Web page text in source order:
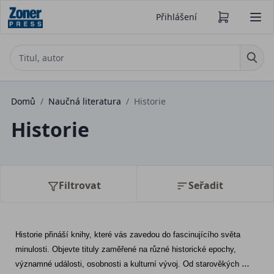
Přihlášení
Domů / Naučná literatura / Historie
Historie
Filtrovat Seřadit
Historie přináší knihy, které vás zavedou do fascinujícího světa
minulosti. Objevte tituly zaměřené na různé historické epochy,
významné události, osobnosti a kulturní vývoj. Od starověkých